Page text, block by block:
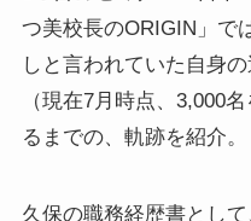
つ美校長のORIGIN」で
しと言われていた自身
（現在7月時点、3,000
るまでの、軌跡を紹介。
久保の職務経歴書とし